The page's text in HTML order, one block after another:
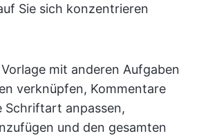
Sie sich konzentrieren
mit anderen Aufgaben
verknüpfen, Kommentare
Schriftart anpassen,
und den gesamten